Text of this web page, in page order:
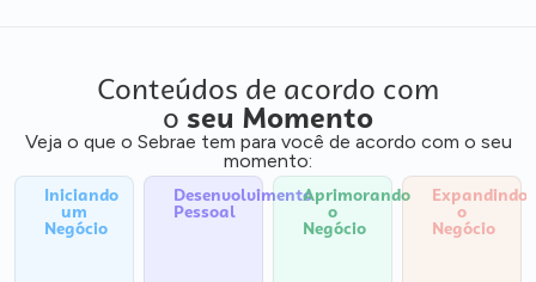
Conteúdos de acordo com
o seu Momento
Veja o que o Sebrae tem para você de acordo com o seu
momento:
Iniciando
um
Negócio
Desenvolvimento
Pessoal
Aprimorando
o
Negócio
Expandindo
o
Negócio